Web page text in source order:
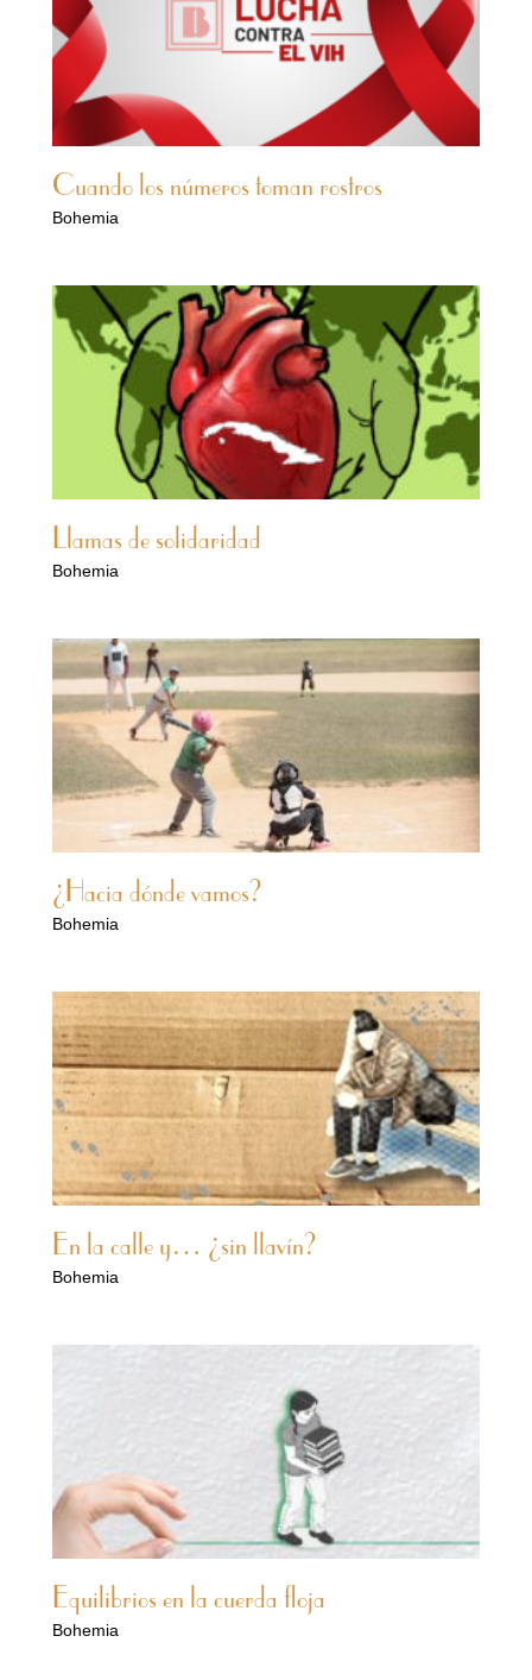
Cuando los números toman rostros
Bohemia
Llamas de solidaridad
Bohemia
¿Hacia dónde vamos?
Bohemia
En la calle y… ¿sin llavín?
Bohemia
Equilibrios en la cuerda floja
Bohemia